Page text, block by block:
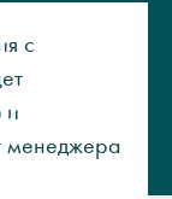
с
и
менеджера